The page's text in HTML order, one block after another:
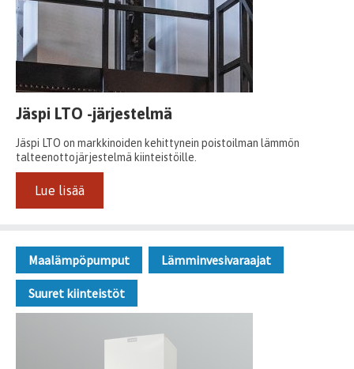
Jäspi LTO -järjestelmä
Jäspi LTO on markkinoiden kehittynein poistoilman lämmön
talteenottojärjestelmä kiinteistöille.
Lue lisää
Maalämpöpumput Lämminvesivaraajat
Suuret kiinteistöt